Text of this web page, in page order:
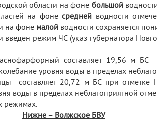
области на фоне большой
на фоне средней водности
на фоне малой водности сохраняется
введен режим ЧС (указ губернатора
составляет 19,56 м
уровня воды в пределах
составляет 20,72 м БС при отметке
воды в пределах неблагоприятной
режимах.
Нижне – Волжское БВУ